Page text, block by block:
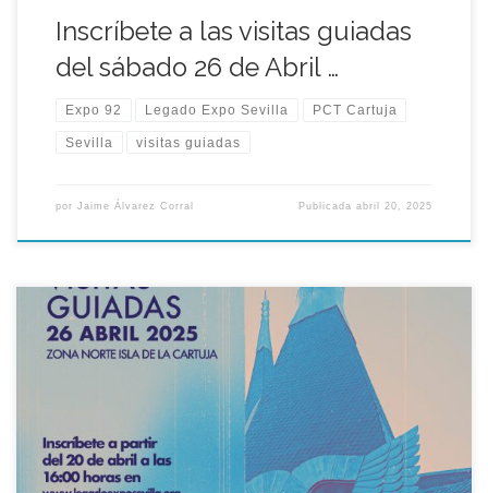
Inscríbete a las visitas guiadas
del sábado 26 de Abril …
Expo 92 Legado Expo Sevilla PCT Cartuja
Sevilla visitas guiadas
por Jaime Álvarez Corral Publicadaabril 20, 2025
Ya tenemos fecha para nuestras próximas visitas guiadas por
el legado de la Exposición Universal de Sevilla 1992, te
esperamos el sábado 26 de abril 2025. Las inscripciones se
podrán realizar desde el domingo 20 de abril a las 16h00 en
nuestra web legadoexposevilla.org